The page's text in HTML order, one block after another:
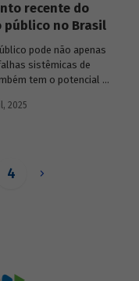
recente do
público no Brasil
pode não apenas
sistêmicas de
tem o potencial de
multiplicadores e
no Brasil nos
2025
4